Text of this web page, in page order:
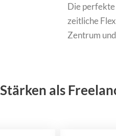
Die perfekte
zeitliche
Zentrum
als